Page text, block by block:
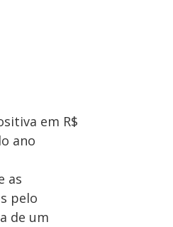
em R$
ano
as
pelo
de um